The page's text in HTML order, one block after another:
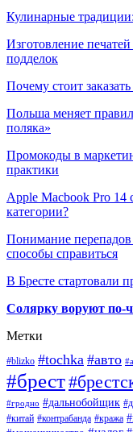
Кулинарные
Изготовление
подделок
Почему стоит
Польша меняет
поляка»
Промокоды в
практики
Apple Macbook Pro
категории?
Понимание
способы справиться
В Бресте стартовали
Солярку воруют по-
Метки
#blizko #tochka #авто
#брест
#гродно #дальнобойщик
#китай #контрабанда #кража